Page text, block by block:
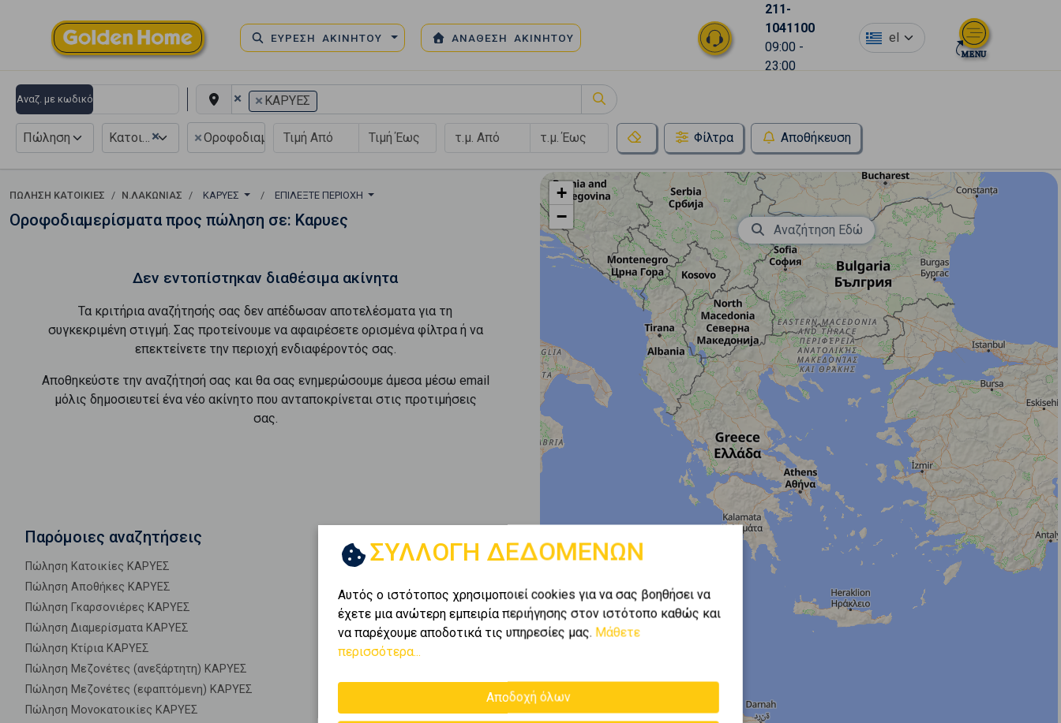
ΕΥΡΕΣΗ ΑΚΙΝΗΤΟΥ ΑΝΑΘΕΣΗ ΑΚΙΝΗΤΟΥ
211-
1041100
09:00 -
23:00
el
Αναζ. με κωδικό × × ΚΑΡΥΕΣ
Πώληση ×
Κατοικία ×Οροφοδιαμέρισμα Φίλτρα Αποθήκευση
ΠΏΛΗΣΗ ΚΑΤΟΙΚΊΕΣ Ν.ΛΑΚΩΝΙΑΣ ΚΑΡΥΕΣ ΕΠΙΛΈΞΤΕ ΠΕΡΙΟΧΉ
Οροφοδιαμερίσματα προς πώληση σε: Καρυες
Δεν εντοπίστηκαν διαθέσιμα ακίνητα
Τα κριτήρια αναζήτησής σας δεν απέδωσαν αποτελέσματα για τη
συγκεκριμένη στιγμή. Σας προτείνουμε να αφαιρέσετε ορισμένα φίλτρα ή να
επεκτείνετε την περιοχή ενδιαφέροντός σας.
Αποθηκεύστε την αναζήτησή σας και θα σας ενημερώσουμε άμεσα μέσω email
μόλις δημοσιευτεί ένα νέο ακίνητο που ανταποκρίνεται στις προτιμήσεις
σας.
Παρόμοιες αναζητήσεις
Πώληση Κατοικίες ΚΑΡΥΕΣ
Πώληση Αποθήκες ΚΑΡΥΕΣ
Πώληση Γκαρσονιέρες ΚΑΡΥΕΣ
Πώληση Διαμερίσματα ΚΑΡΥΕΣ
Πώληση Κτίρια ΚΑΡΥΕΣ
Πώληση Μεζονέτες (ανεξάρτητη) ΚΑΡΥΕΣ
Πώληση Μεζονέτες (εφαπτόμενη) ΚΑΡΥΕΣ
Πώληση Μονοκατοικίες ΚΑΡΥΕΣ
+
−
Αναζήτηση Εδώ
ΣΥΛΛΟΓΗ ΔΕΔΟΜΕΝΩΝ
Αυτός ο ιστότοπος χρησιμοποιεί cookies για να σας βοηθήσει να
έχετε μια ανώτερη εμπειρία περιήγησης στον ιστότοπο καθώς και
να παρέχουμε αποδοτικά τις υπηρεσίες μας. Μάθετε
περισσότερα...
Αποδοχή όλων